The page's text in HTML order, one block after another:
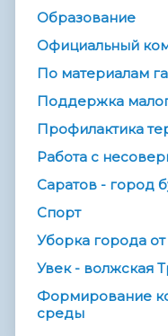
Образование
Официальный
По материалам
Поддержка
Профилактика
Работа с
Саратов - город
Спорт
Уборка города от
Увек - волжская
Формирование
среды